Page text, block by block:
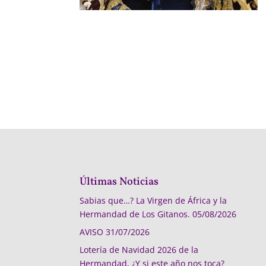
Últimas Noticias
Sabias que…? La Virgen de África y la
Hermandad de Los Gitanos. 05/08/2026
AVISO 31/07/2026
Lotería de Navidad 2026 de la
Hermandad, ¿Y si este año nos toca?